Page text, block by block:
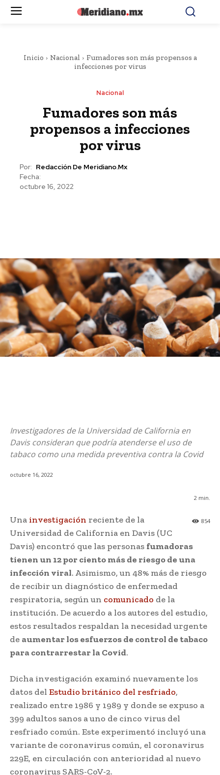
Inicio Nacional
Fumadores son más propensos a
infecciones por virus
Nacional
Fumadores son más
propensos a infecciones
por virus
Por: Redacción De Meridiano.mx
Fecha:
octubre 16, 2022
Investigadores de la Universidad de California en
Davis consideran que podría atenderse el uso de
tabaco como una medida preventiva contra la Covid
octubre 16, 2022
2 min.
854
Una investigación reciente de la
Universidad de California en Davis (UC
Davis) encontró que las personas fumadoras
tienen un 12 por ciento más de riesgo de una
infección viral. Asimismo, un 48% más de riesgo
de recibir un diagnóstico de enfermedad
respiratoria, según un comunicado de la
institución. De acuerdo a los autores del estudio,
estos resultados respaldan la necesidad urgente
de aumentar los esfuerzos de control de tabaco
para contrarrestar la Covid.
Dicha investigación examinó nuevamente los
datos del Estudio británico del resfriado,
realizado entre 1986 y 1989 y donde se expuso a
399 adultos sanos a uno de cinco virus del
resfriado común. Este experimentó incluyó una
variante de coronavirus común, el coronavirus
229E, en circulación con anterioridad al nuevo
coronavirus SARS-CoV-2.